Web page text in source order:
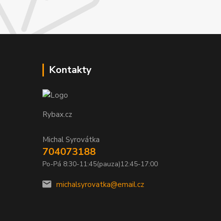
Kontakty
Rybax.cz
Michal Syrovátka
704073188
Po-Pá 8:30-11:45(pauza)12:45-17:00
michalsyrovatka@email.cz